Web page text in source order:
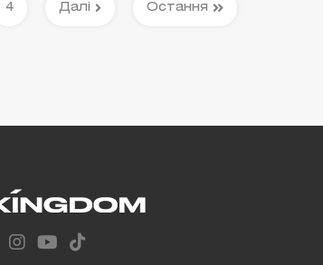
4 Далі Остання